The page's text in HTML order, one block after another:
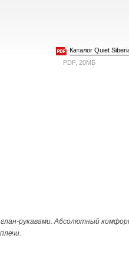
Каталог Quiet
PDF, 20МБ
рукавами. Абсолютный